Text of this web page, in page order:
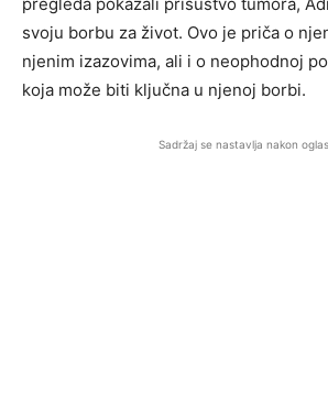
svoju borbu za život. Ovo je priča o
njenim izazovima, ali i o neophodnoj
koja može biti ključna u njenoj borbi.
Sadržaj se nastavlja nakon